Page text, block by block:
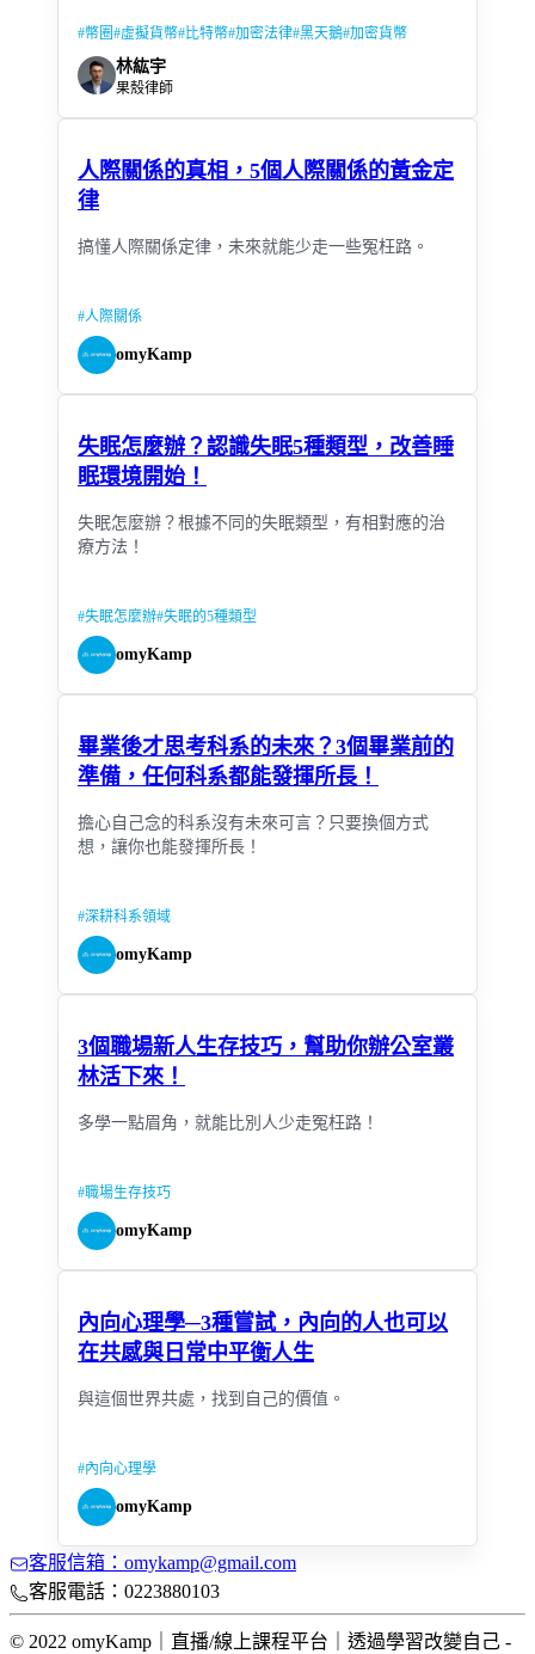
#幣圈#虛擬貨幣#比特幣#加密法律#黑天鵝#加密貨幣
林紘宇
果殼律師
人際關係的真相，5個人際關係的黃金定
律
搞懂人際關係定律，未來就能少走一些冤枉路。
#人際關係
omyKamp
失眠怎麼辦？認識失眠5種類型，改善睡
眠環境開始！
失眠怎麼辦？根據不同的失眠類型，有相對應的治
療方法！
#失眠怎麼辦#失眠的5種類型
omyKamp
畢業後才思考科系的未來？3個畢業前的
準備，任何科系都能發揮所長！
擔心自己念的科系沒有未來可言？只要換個方式
想，讓你也能發揮所長！
#深耕科系領域
omyKamp
3個職場新人生存技巧，幫助你辦公室叢
林活下來！
多學一點眉角，就能比別人少走冤枉路！
#職場生存技巧
omyKamp
內向心理學─3種嘗試，內向的人也可以
在共感與日常中平衡人生
與這個世界共處，找到自己的價值。
#內向心理學
omyKamp
客服信箱：omykamp@gmail.com
客服電話：0223880103
© 2022 omyKamp｜直播/線上課程平台｜透過學習改變自己 -